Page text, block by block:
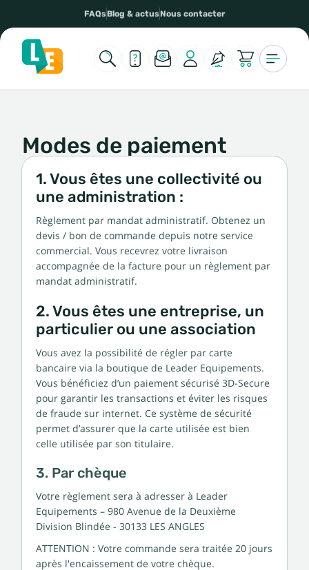
FAQsBlog & actusNous contacter
Modes de paiement
1. Vous êtes une collectivité ou
une administration :
Règlement par mandat administratif. Obtenez un
devis / bon de commande depuis notre service
commercial. Vous recevrez votre livraison
accompagnée de la facture pour un règlement par
mandat administratif.
2. Vous êtes une entreprise, un
particulier ou une association
Vous avez la possibilité de régler par carte
bancaire via la boutique de Leader Equipements.
Vous bénéficiez d’un paiement sécurisé 3D-Secure
pour garantir les transactions et éviter les risques
de fraude sur internet. Ce système de sécurité
permet d’assurer que la carte utilisée est bien
celle utilisée par son titulaire.
3. Par chèque
Votre règlement sera à adresser à Leader
Equipements – 980 Avenue de la Deuxième
Division Blindée - 30133 LES ANGLES
ATTENTION : Votre commande sera traitée 20 jours
après l'encaissement de votre chèque.